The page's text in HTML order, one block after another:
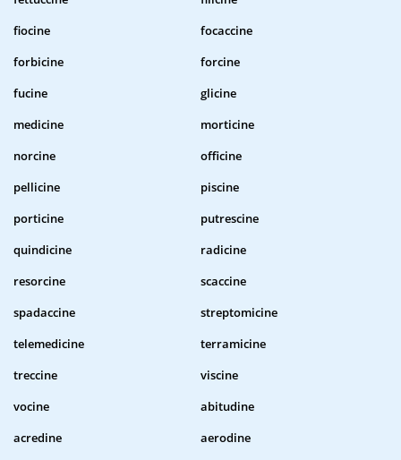
fiocine
focaccine
forbicine
forcine
fucine
glicine
medicine
morticine
norcine
officine
pellicine
piscine
porticine
putrescine
quindicine
radicine
resorcine
scaccine
spadaccine
streptomicine
telemedicine
terramicine
treccine
viscine
vocine
abitudine
acredine
aerodine